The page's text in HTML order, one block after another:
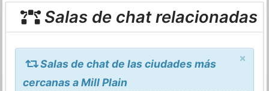
Salas de chat relacionadas
×
Salas de chat de las ciudades más
cercanas a Mill Plain